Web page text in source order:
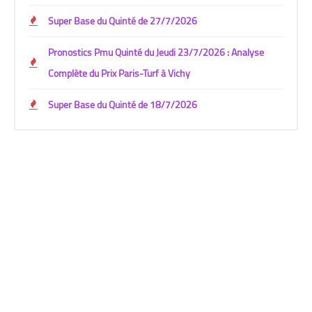
Super Base du Quinté de 27/7/2026
Pronostics Pmu Quinté du Jeudi 23/7/2026 : Analyse
Complète du Prix Paris-Turf à Vichy
Super Base du Quinté de 18/7/2026